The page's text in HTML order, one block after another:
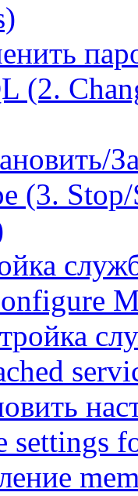
(2.
(3.
settings